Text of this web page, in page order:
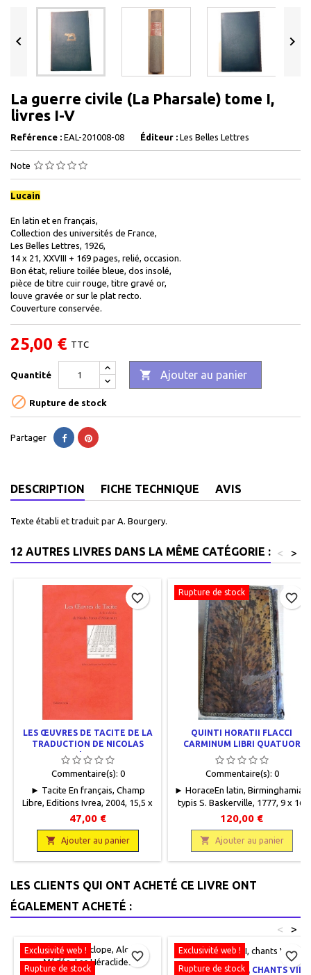
 
La guerre civile (La Pharsale) tome I,
livres I-V
Reférence : EAL-201008-08 Éditeur : Les Belles Lettres
Note
Lucain
En latin et en français,
Collection des universités de France,
Les Belles Lettres, 1926,
14 x 21, XXVIII + 169 pages, relié, occasion.
Bon état, reliure toilée bleue, dos insolé,
pièce de titre cuir rouge, titre gravé or,
louve gravée or sur le plat recto.
Couverture conservée.
25,00 € TTC
Quantité  Ajouter au panier
 Rupture de stock
Partager
DESCRIPTION FICHE TECHNIQUE AVIS
Texte établi et traduit par A. Bourgery.
12 AUTRES LIVRES DANS LA MÊME CATÉGORIE : >
<
LES ŒUVRES DE TACITE DE LA
TRADUCTION DE NICOLAS
PERROT D’ABLANCOURT
Commentaire(s): 0
► Tacite En français, Champ
Libre, Editions Ivrea, 2004, 15,5 x
23,5, 776 pages, relié. Neuf.
9782851842817
47,00 €
 Ajouter au panier
favorite_border Rupture de stock
QUINTI HORATII FLACCI
CARMINUM LIBRI QUATUOR
Commentaire(s): 0
► HoraceEn latin, Birminghamiæ,
typis S. Baskerville, 1777, 9 x 16,
300 pages, relié, occasion. Plein
veau moucheté, dos lisse à
caissons ornés, pièce de titre en
cuir bordeaux, titre, filets et
motifs gravés or, haut et bas de
filets d'encadrement sur les
coins abîmés, tranche décorée,
120,00 €
 Ajouter au panier
favorite_border
LES CLIENTS QUI ONT ACHETÉ CE LIVRE ONT
ÉGALEMENT ACHETÉ :
>
<
Exclusivité web !
Rupture de stock
favorite_border
Exclusivité web !
Rupture de stock
ILIADE : TOME II, CHANTS VII-
favorite_border